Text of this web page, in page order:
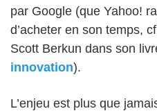
par Google (que Yahoo!
d’acheter en son temps,
Scott Berkun dans son
innovation).
L’enjeu est plus que